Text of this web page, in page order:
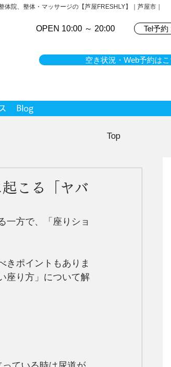
院、整体・マッサージの【芦屋FRESHLY】｜芦屋市｜
OPEN 10:00 ～ 20:00 Tel予
空き状況・Web予約はこ
Blog
こる「ヤバ
一方で、「座りショ
きポイントもありま
座り方」について解
Top